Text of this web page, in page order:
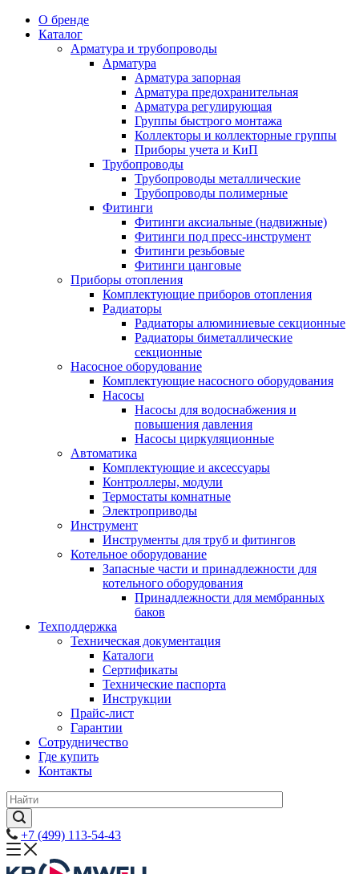
О бренде
Каталог
Арматура и трубопроводы
Арматура
Арматура запорная
Арматура предохранительная
Арматура регулирующая
Группы быстрого монтажа
Коллекторы и коллекторные группы
Приборы учета и КиП
Трубопроводы
Трубопроводы металлические
Трубопроводы полимерные
Фитинги
Фитинги аксиальные (надвижные)
Фитинги под пресс-инструмент
Фитинги резьбовые
Фитинги цанговые
Приборы отопления
Комплектующие приборов отопления
Радиаторы
Радиаторы алюминиевые секционные
Радиаторы биметаллические
секционные
Насосное оборудование
Комплектующие насосного оборудования
Насосы
Насосы для водоснабжения и
повышения давления
Насосы циркуляционные
Автоматика
Комплектующие и аксессуары
Контроллеры, модули
Термостаты комнатные
Электроприводы
Инструмент
Инструменты для труб и фитингов
Котельное оборудование
Запасные части и принадлежности для
котельного оборудования
Принадлежности для мембранных
баков
Техподдержка
Техническая документация
Каталоги
Сертификаты
Технические паспорта
Инструкции
Прайс-лист
Гарантии
Сотрудничество
Где купить
Контакты
+7 (499) 113-54-43